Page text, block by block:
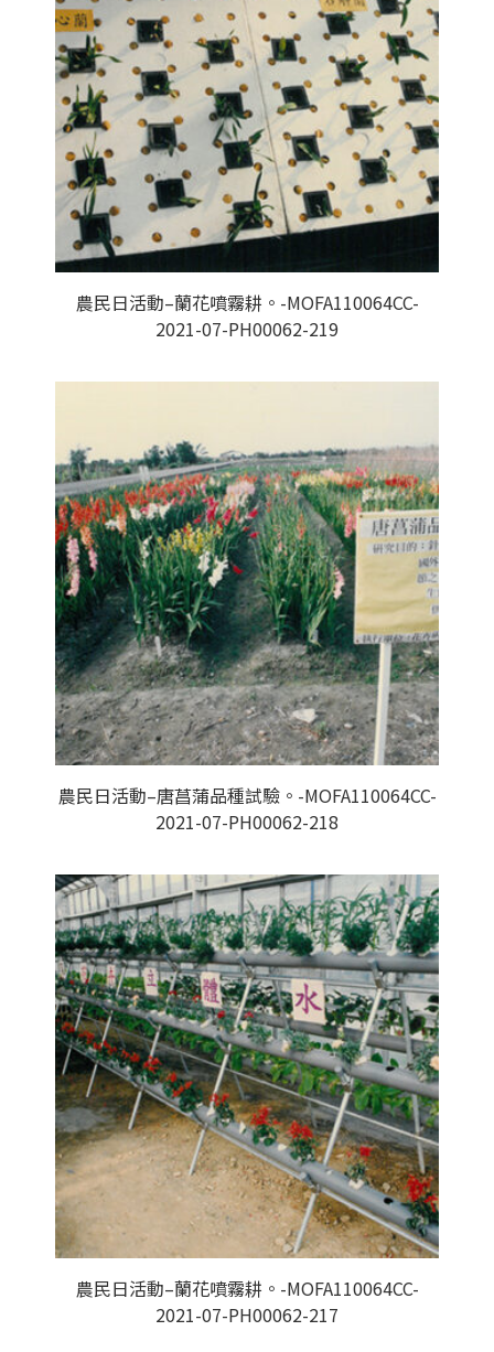
農民日活動–蘭花噴霧耕。-MOFA110064CC-
2021-07-PH00062-219
農民日活動–唐菖蒲品種試驗。-MOFA110064CC-
2021-07-PH00062-218
農民日活動–蘭花噴霧耕。-MOFA110064CC-
2021-07-PH00062-217